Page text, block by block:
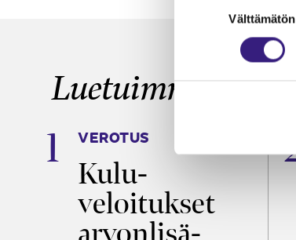
Välttämätön
Luetuimmat
VEROTUS
Kulu­
veloitukset